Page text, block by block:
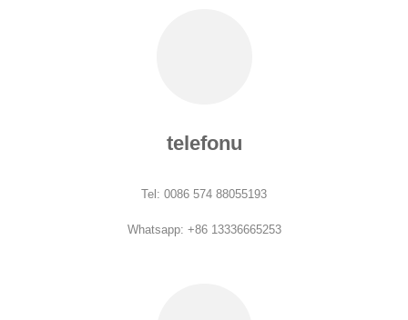
telefonu
Tel: 0086 574 88055193
Whatsapp: +86 13336665253